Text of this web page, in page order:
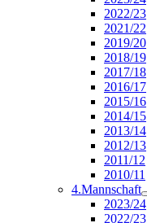
2022/23
2021/22
2019/20
2018/19
2017/18
2016/17
2015/16
2014/15
2013/14
2012/13
2011/12
2010/11
4.Mannschaft
2023/24
2022/23